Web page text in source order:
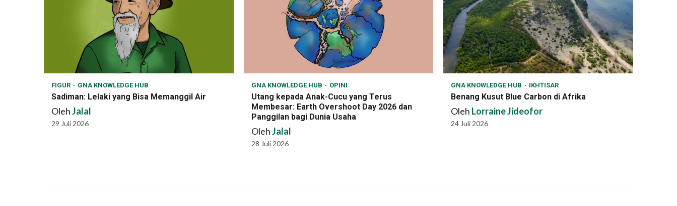
FIGUR GNA KNOWLEDGE HUB
Sadiman: Lelaki yang Bisa Memanggil Air
OlehJalal
29 Juli 2026
GNA KNOWLEDGE HUB OPINI
Utang kepada Anak-Cucu yang Terus
Membesar: Earth Overshoot Day 2026 dan
Panggilan bagi Dunia Usaha
OlehJalal
28 Juli 2026
GNA KNOWLEDGE HUB IKHTISAR
Benang Kusut Blue Carbon di Afrika
Oleh Lorraine Jideofor
24 Juli 2026